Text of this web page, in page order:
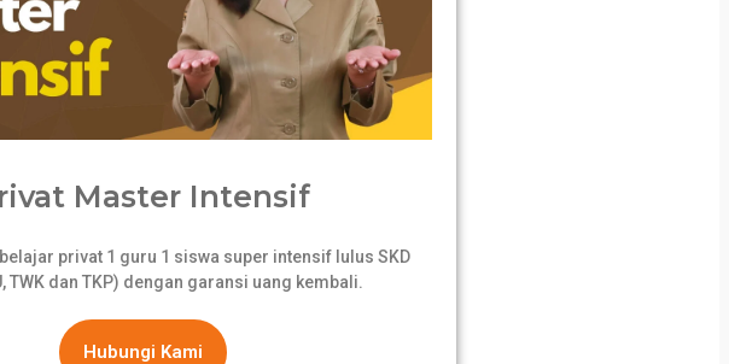
Master Intensif
privat 1 guru 1 siswa super intensif lulus SKD
TWK dan TKP) dengan garansi uang kembali.
Hubungi Kami